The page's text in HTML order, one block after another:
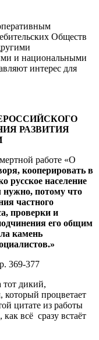
Обществ
и национальными
интерес для
РАЗВИТИЯ
работе «О
кооперировать в
русское население
нужно, потому что
частного
проверки и
его общим
камень
369-377
тот дикий,
который процветает
цитате из работы
всё сразу встаёт